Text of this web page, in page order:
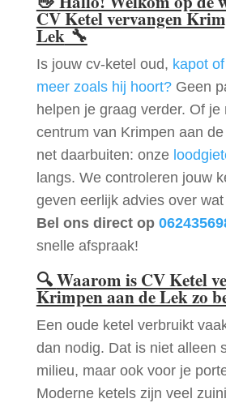
CV Ketel vervangen
Lek🔧
Is jouw cv-ketel oud, kapot
meer zoals hij hoort?Geen
helpen je graag verder. Of je
centrum van Krimpen aan
net daarbuiten: onze
langs. We controleren jouw
geven eerlijk advies over
Bel ons direct op
snelle afspraak!
🔍Waarom is CV Ketel
Krimpen aan de Lek zo
Een oude ketel verbruikt
dan nodig. Dat is niet alleen
milieu, maar ook voor je
Moderne ketels zijn veel